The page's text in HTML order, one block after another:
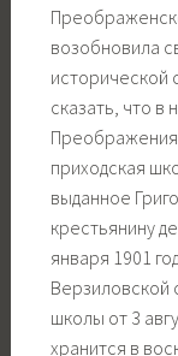
возобновила
исторической
сказать, что в
Преображения
приходская
выданное
крестьянину
января 1901
Верзиловской
школы от 3
хранится в